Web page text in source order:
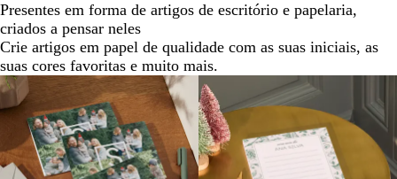
Presentes em forma de artigos de escritório e papelaria,
criados a pensar neles
Crie artigos em papel de qualidade com as suas iniciais, as
suas cores favoritas e muito mais.
Novas opções